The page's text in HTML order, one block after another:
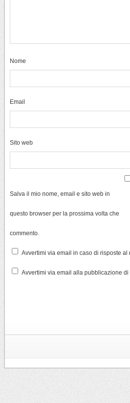
Nome
Email
Sito web
Salva il mio nome, email e sito web in
questo browser per la prossima volta che
commento.
Avvertimi via email in caso di risposte al
Avvertimi via email alla pubblicazione di